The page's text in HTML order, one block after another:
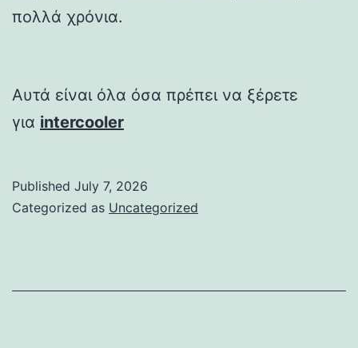
πολλά χρόνια.
Αυτά είναι όλα όσα πρέπει να ξέρετε
για intercooler
Published July 7, 2026
Categorized as Uncategorized